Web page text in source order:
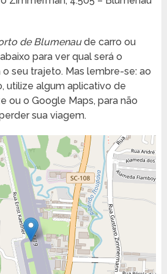
de Blumenaude carro ou
para ver qual será o
seu trajeto. Mas lembre-se: ao
utilize algum aplicativo de
ou o Google Maps, para não
sua viagem.